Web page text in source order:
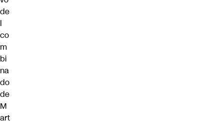
de
l
co
m
bi
na
do
de
M
art